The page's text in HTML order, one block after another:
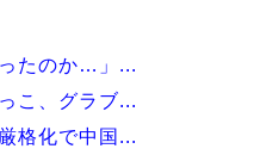
たのか…」...
こ、グラブ...
格化で中国...